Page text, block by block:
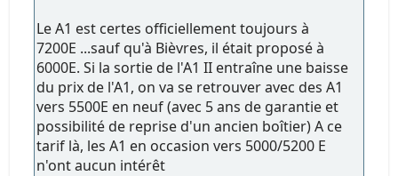
Le A1 est certes officiellement toujours à
7200E ...sauf qu'à Bièvres, il était proposé à
6000E. Si la sortie de l'A1 II entraîne une baisse
du prix de l'A1, on va se retrouver avec des A1
vers 5500E en neuf (avec 5 ans de garantie et
possibilité de reprise d'un ancien boîtier) A ce
tarif là, les A1 en occasion vers 5000/5200 E
n'ont aucun intérêt